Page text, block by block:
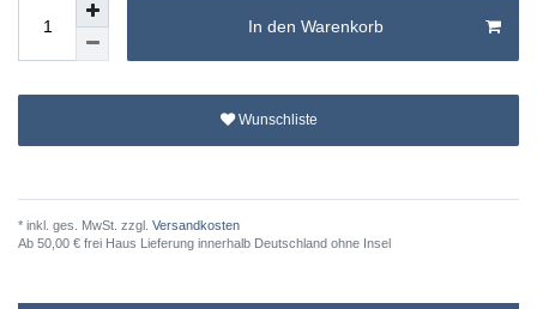
In den Warenkorb
Wunschliste
* inkl. ges. MwSt. zzgl. Versandkosten
Ab 50,00 € frei Haus Lieferung innerhalb Deutschland ohne Insel